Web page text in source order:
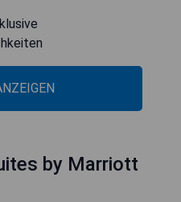
by Marriott